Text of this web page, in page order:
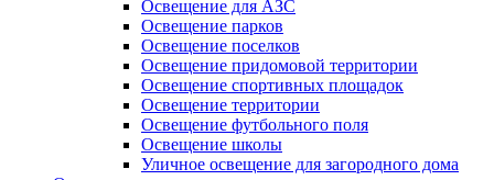
Освещение для АЗС
Освещение парков
Освещение поселков
Освещение придомовой территории
Освещение спортивных площадок
Освещение территории
Освещение футбольного поля
Освещение школы
Уличное освещение для загородного дома